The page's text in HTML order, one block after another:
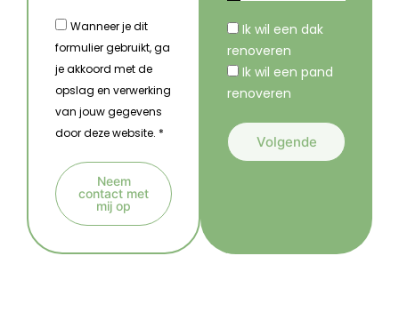
Wanneer je dit
formulier gebruikt, ga
je akkoord met de
opslag en verwerking
van jouw gegevens
door deze website. *
Neem
contact met
mij op
l
Ik wil een dak
renoveren
Ik wil een pand
renoveren
Volgende
r